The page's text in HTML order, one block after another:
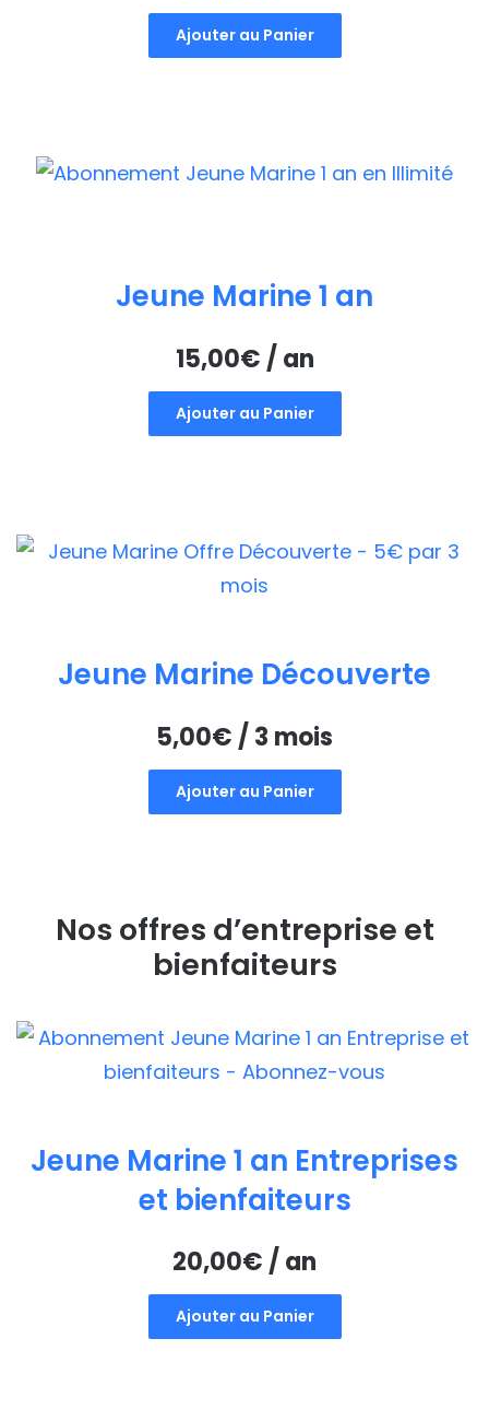
prix
initial
prix
actuel
Ajouter au Panier
Jeune Marine 1 an
15,00€ / an
Ajouter au Panier
Jeune Marine Découverte
5,00€ / 3 mois
Ajouter au Panier
Nos offres d’entreprise et
bienfaiteurs
Jeune Marine 1 an Entreprises
et bienfaiteurs
20,00€/ an
Ajouter au Panier